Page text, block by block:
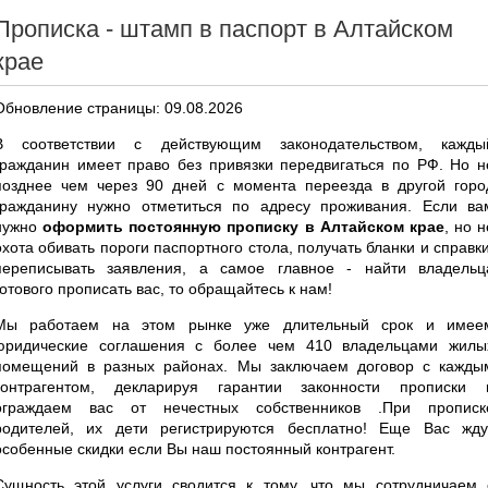
- штамп в паспорт в Алтайском
страницы: 09.08.2026
соответствии с действующим законодательством,
имеет право без привязки передвигаться по РФ. Но
чем через 90 дней с момента переезда в другой
нужно отметиться по адресу проживания. Если
оформить постоянную прописку в Алтайском крае, но
обивать пороги паспортного стола, получать бланки и
заявления, а самое главное - найти
прописать вас, то обращайтесь к нам!
работаем на этом рынке уже длительный срок и
соглашения с более чем 410 владельцами
в разных районах. Мы заключаем договор с
декларируя гарантии законности прописки
вас от нечестных собственников .При
их дети регистрируются бесплатно! Еще Вас
скидки если Вы наш постоянный контрагент.
этой услуги сводится к тому, что мы сотрудничаем